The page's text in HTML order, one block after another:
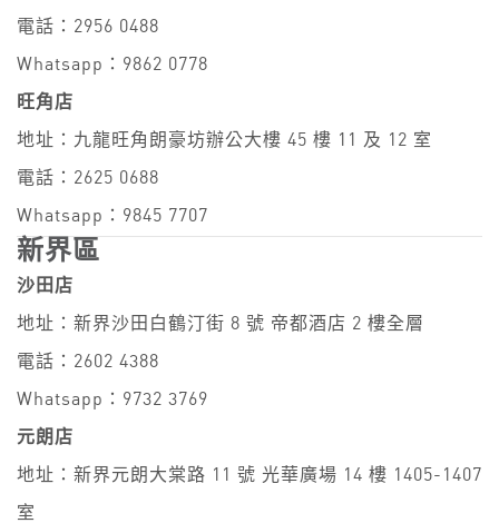
電話：2956 0488
Whatsapp：9862 0778
旺角店
地址：九龍旺角朗豪坊辦公大樓 45 樓 11 及 12 室
電話：2625 0688
Whatsapp：9845 7707
新界區
沙田店
地址：新界沙田白鶴汀街 8 號 帝都酒店 2 樓全層
電話：2602 4388
Whatsapp：9732 3769
元朗店
地址：新界元朗大棠路 11 號 光華廣場 14 樓 1405-1407
室